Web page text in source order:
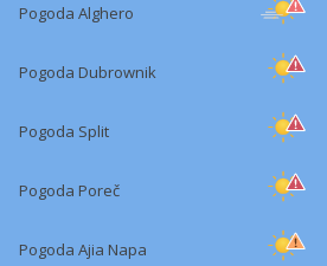
Pogoda Alghero
Pogoda Dubrownik
Pogoda Split
Pogoda Poreč
Pogoda Ajia Napa